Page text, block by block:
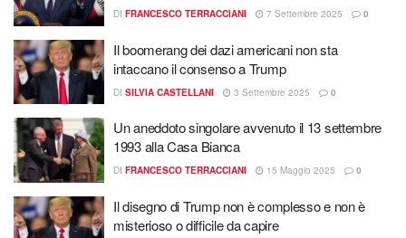
DI FRANCESCO TERRACCIANI 7 Settembre 2025 0
Il boomerang dei dazi americani non sta
intaccano il consenso a Trump
DI SILVIA CASTELLANI 3 Settembre 2025 0
Un aneddoto singolare avvenuto il 13 settembre
1993 alla Casa Bianca
DI FRANCESCO TERRACCIANI 15 Maggio 2025 0
Il disegno di Trump non è complesso e non è
misterioso o difficile da capire